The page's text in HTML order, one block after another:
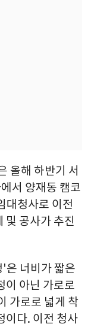
올해 하반기 서
서 양재동 캠코
대청사로 이전
및 공사가 추진
은 너비가 짧은
이 아닌 가로로
가로로 넓게 착
이다. 이전 청사